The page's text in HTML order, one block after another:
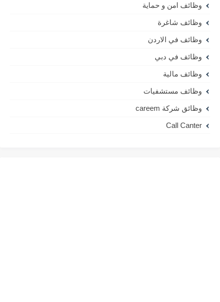
وظائف امن و حماية
وظائف شاغرة
وظائف في الاردن
وظائف في دبي
وظائف مالية
وظائف مستشفيات
وظائق شركة careem
Call Canter